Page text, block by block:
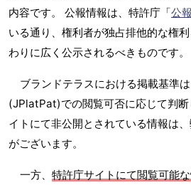
内容です。 公報情報は、特許庁「公
いる通り、権利者が独占排他的な権
わりに広く公示されるべきものです。
ブランドテラスにおける掲載基準
(JPlatPat)での閲覧可否に応じて判
イトにて非公開とされている情報は
がございます。
一方、 特許庁サイトにて閲覧可能